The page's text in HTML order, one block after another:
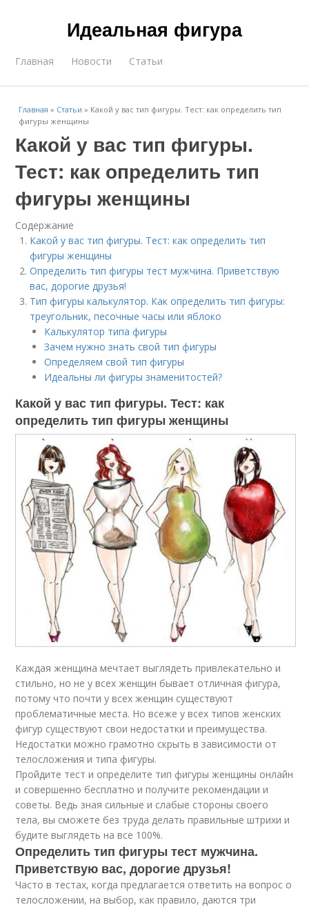
Идеальная фигура
Главная Новости Статьи
Главная » Статьи » Какой у вас тип фигуры. Тест: как определить тип
фигуры женщины
Какой у вас тип фигуры.
Тест: как определить тип
фигуры женщины
Содержание
Какой у вас тип фигуры. Тест: как определить тип
фигуры женщины
Определить тип фигуры тест мужчина. Приветствую
вас, дорогие друзья!
Тип фигуры калькулятор. Как определить тип фигуры:
треугольник, песочные часы или яблоко
Калькулятор типа фигуры
Зачем нужно знать свой тип фигуры
Определяем свой тип фигуры
Идеальны ли фигуры знаменитостей?
Какой у вас тип фигуры. Тест: как
определить тип фигуры женщины
Каждая женщина мечтает выглядеть привлекательно и
стильно, но не у всех женщин бывает отличная фигура,
потому что почти у всех женщин существуют
проблематичные места. Но всеже у всех типов женских
фигур существуют свои недостатки и преимущества.
Недостатки можно грамотно скрыть в зависимости от
телосложения и типа фигуры.
Пройдите тест и определите тип фигуры женщины онлайн
и совершенно бесплатно и получите рекомендации и
советы. Ведь зная сильные и слабые стороны своего
тела, вы сможете без труда делать правильные штрихи и
будите выглядеть на все 100%.
Определить тип фигуры тест мужчина.
Приветствую вас, дорогие друзья!
Часто в тестах, когда предлагается ответить на вопрос о
телосложении, на выбор, как правило, даются три